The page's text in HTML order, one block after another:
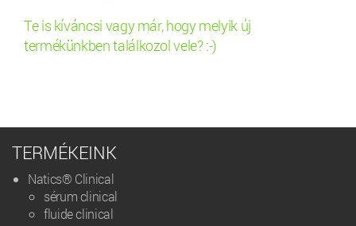
Te is kíváncsi vagy már, hogy melyik új
termékünkben találkozol vele? :-)
TERMÉKEINK
Natics® Clinical
sérum clinical
fluide clinical